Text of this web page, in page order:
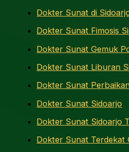
Dokter Sunat di
Dokter Sunat Fimosis
Dokter Sunat Gemuk
Dokter Sunat Liburan
Dokter Sunat
Dokter Sunat Sidoarjo
Dokter Sunat Sidoarjo
Dokter Sunat Terdekat